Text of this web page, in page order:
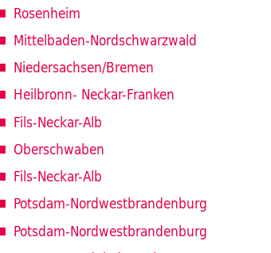
Rosenheim
Mittelbaden-Nordschwarzwald
Niedersachsen/Bremen
Heilbronn- Neckar-Franken
Fils-Neckar-Alb
Oberschwaben
Fils-Neckar-Alb
Potsdam-Nordwestbrandenburg
Potsdam-Nordwestbrandenburg